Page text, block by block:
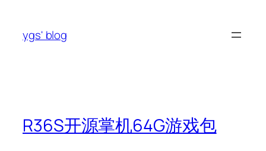
ygs' blog
R36S开源掌机64G游戏包